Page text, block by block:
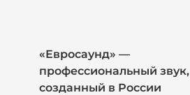
«Евросаунд» —
профессиональный звук,
созданный в России